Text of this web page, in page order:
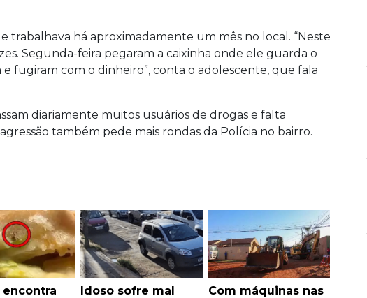
trabalhava há aproximadamente um mês no local. “Neste
Segunda-feira pegaram a caixinha onde ele guarda o
fugiram com o dinheiro”, conta o adolescente, que fala
diariamente muitos usuários de drogas e falta
também pede mais rondas da Polícia no bairro.
encontra
Idoso sofre mal
Com máquinas nas